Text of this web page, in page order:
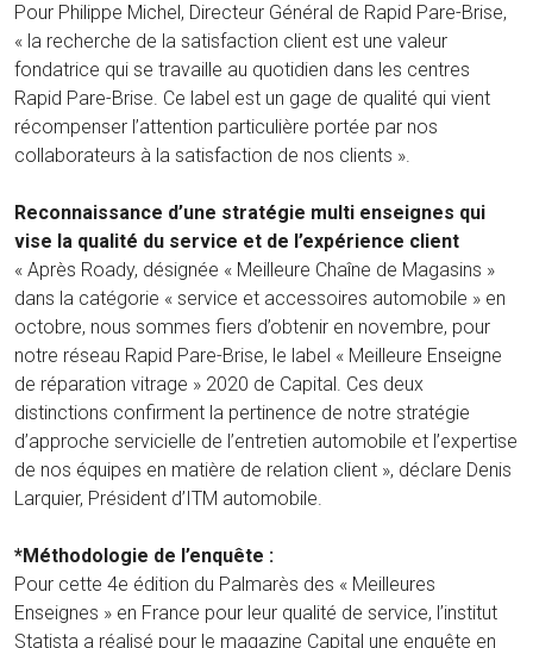
Pour Philippe Michel, Directeur Général de Rapid Pare-Brise,
« la recherche de la satisfaction client est une valeur
fondatrice qui se travaille au quotidien dans les centres
Rapid Pare-Brise. Ce label est un gage de qualité qui vient
récompenser l’attention particulière portée par nos
collaborateurs à la satisfaction de nos clients ».
Reconnaissance d’une stratégie multi enseignes qui
vise la qualité du service et de l’expérience client
« Après Roady, désignée « Meilleure Chaîne de Magasins »
dans la catégorie « service et accessoires automobile » en
octobre, nous sommes fiers d’obtenir en novembre, pour
notre réseau Rapid Pare-Brise, le label « Meilleure Enseigne
de réparation vitrage » 2020 de Capital. Ces deux
distinctions confirment la pertinence de notre stratégie
d’approche servicielle de l’entretien automobile et l’expertise
de nos équipes en matière de relation client », déclare Denis
Larquier, Président d’ITM automobile.
*Méthodologie de l’enquête :
Pour cette 4e édition du Palmarès des « Meilleures
Enseignes » en France pour leur qualité de service, l’institut
Statista a réalisé pour le magazine Capital une enquête en